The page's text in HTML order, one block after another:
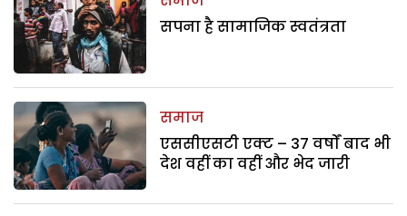
सपना है सामाजिक स्वतंत्रता
समाज
एससीएसटी एक्ट – 37 वर्षों बाद भी
देश वहीं का वहीं और भेद जारी